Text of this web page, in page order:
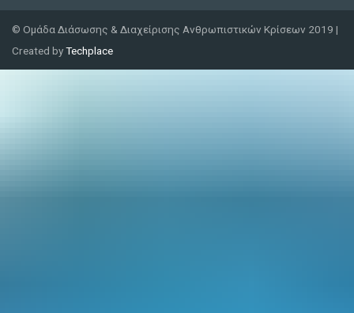
© Ομάδα Διάσωσης & Διαχείρισης Ανθρωπιστικών Κρίσεων 2019 |
Created byTechplace